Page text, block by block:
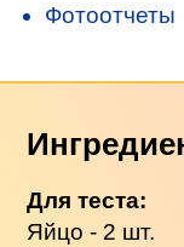
Фотоотчеты
Для теста:
Яйцо - 2 шт.